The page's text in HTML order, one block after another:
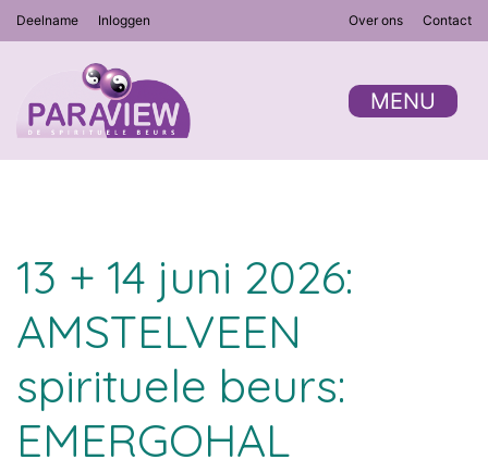
Deelname Inloggen Over ons Contact
MENU
13 + 14 juni 2026:
AMSTELVEEN
spirituele beurs:
EMERGOHAL